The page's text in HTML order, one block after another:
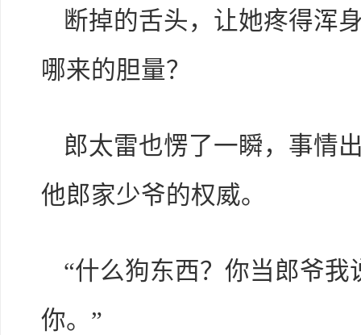
断掉的舌头，让她疼得浑
哪来的胆量？
郎太雷也愣了一瞬，事情
他郎家少爷的权威。
“什么狗东西？你当郎爷
你。”